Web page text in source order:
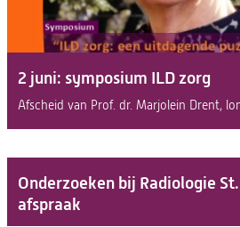
2 juni: symposium ILD zorg
Afscheid van Prof. dr. Marjolein Drent,
Onderzoeken bij Radiologie
afspraak